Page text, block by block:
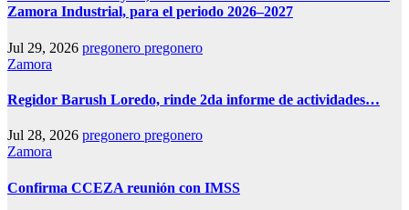
Zamora Industrial, para el periodo 2026–2027
Jul 29, 2026 pregonero pregonero
Zamora
Regidor Barush Loredo, rinde 2da informe de actividades…
Jul 28, 2026 pregonero pregonero
Zamora
Confirma CCEZA reunión con IMSS